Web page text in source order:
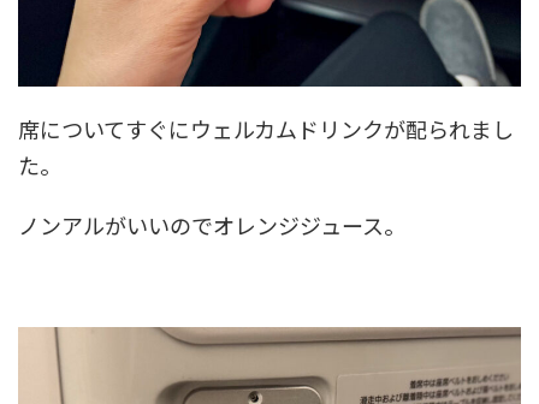
席についてすぐにウェルカムドリンクが配られまし
た。
ノンアルがいいのでオレンジジュース。